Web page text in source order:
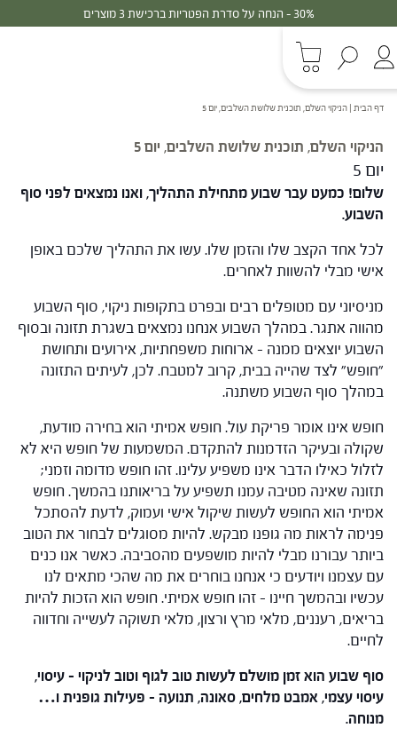
30% - הנחה על סדרת הפטריות ברכישת 3 מוצרים
דף הבית | הניקוי השלם, תוכנית שלושת השלבים, יום 5
הניקוי השלם, תוכנית שלושת השלבים, יום 5
יום 5
שלום! כמעט עבר שבוע מתחילת התהליך, ואנו נמצאים לפני סוף
השבוע.
לכל אחד הקצב שלו והזמן שלו. עשו את התהליך שלכם באופן
אישי מבלי להשוות לאחרים.
מניסיוני עם מטופלים רבים ובפרט בתקופות ניקוי, סוף השבוע
מהווה אתגר. במהלך השבוע אנחנו נמצאים בשגרת תזונה ובסוף
השבוע יוצאים ממנה – ארוחות משפחתיות, אירועים ותחושת
"חופש" לצד שהייה בבית, קרוב למטבח. לכן, לעיתים התזונה
במהלך סוף השבוע משתנה.
חופש אינו אומר פריקת עול. חופש אמיתי הוא בחירה מודעת,
שקולה ובעיקר הזדמנות להתקדם. המשמעות של חופש היא לא
לזלול כאילו הדבר אינו משפיע עלינו. זהו חופש מדומה וזמני;
תזונה שאינה מטיבה עמנו תשפיע על בריאותנו בהמשך. חופש
אמיתי הוא החופש לעשות שיקול אישי ועמוק, לדעת להסתכל
פנימה לראות מה גופנו מבקש. להיות מסוגלים לבחור את הטוב
ביותר עבורנו מבלי להיות מושפעים מהסביבה. כאשר אנו כנים
עם עצמנו ויודעים כי אנחנו בוחרים את מה שהכי מתאים לנו
עכשיו ובהמשך חיינו – זהו חופש אמיתי. חופש הוא הזכות להיות
בריאים, רעננים, מלאי מרץ ורצון, מלאי תשוקה לעשייה וחדווה
לחיים.
סוף שבוע הוא זמן מושלם לעשות טוב לגוף וטוב לניקוי – עיסוי,
עיסוי עצמי, אמבט מלחים, סאונה, תנועה – פעילות גופנית ו…
מנוחה.